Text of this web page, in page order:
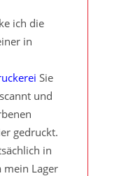
ich die
in
Sie
und
gedruckt.
in
mein Lager